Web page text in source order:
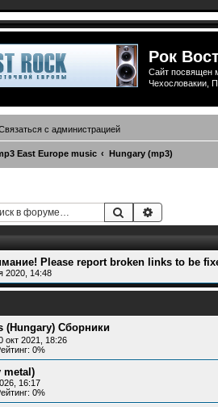
Рок
Сайт посвящен
Чехословакии,
с администрацией
East Europe music Hungary (mp3)
Поиск
Please report broken links to be
2020, 14:48
(Hungary) Сборники
окт 2021, 18:26
0%
metal)
16:17
0%